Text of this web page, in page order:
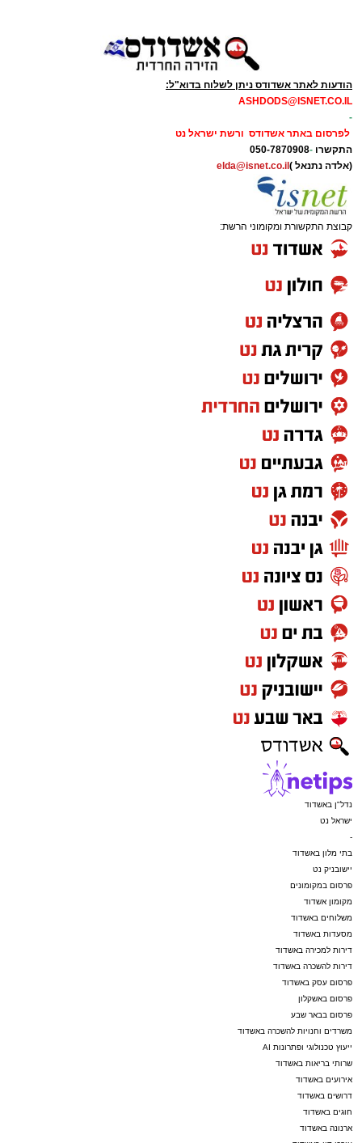
הודעות לאתר אשדודס ניתן לשלוח בדוא"ל:
ASHDODS@ISNET.CO.IL
-
לפרסום באתר אשדודס ורשת ישראל נט
התקשרו -
050-7870908
(אלדה נתנאל ) elda@isnet.co.il
קבוצת התקשורת ומקומוני הרשת:
נדל"ן באשדוד
ישראל נט
-
בתי מלון באשדוד
יישובניק נט
פרסום במקומונים
מקומון אשדוד
משלוחים באשדוד
מסעדות באשדוד
דירות למכירה באשדוד
דירות להשכרה באשדוד
פרסום עסק באשדוד
פרסום באשקלון
פרסום בבאר שבע
משרדים וחנויות להשכרה באשדוד
ייעוץ טכנולוגי ופתרונות AI
שרותי בריאות באשדוד
אירועים באשדוד
דרושים באשדוד
חוגים באשדוד
ארנונה באשדוד